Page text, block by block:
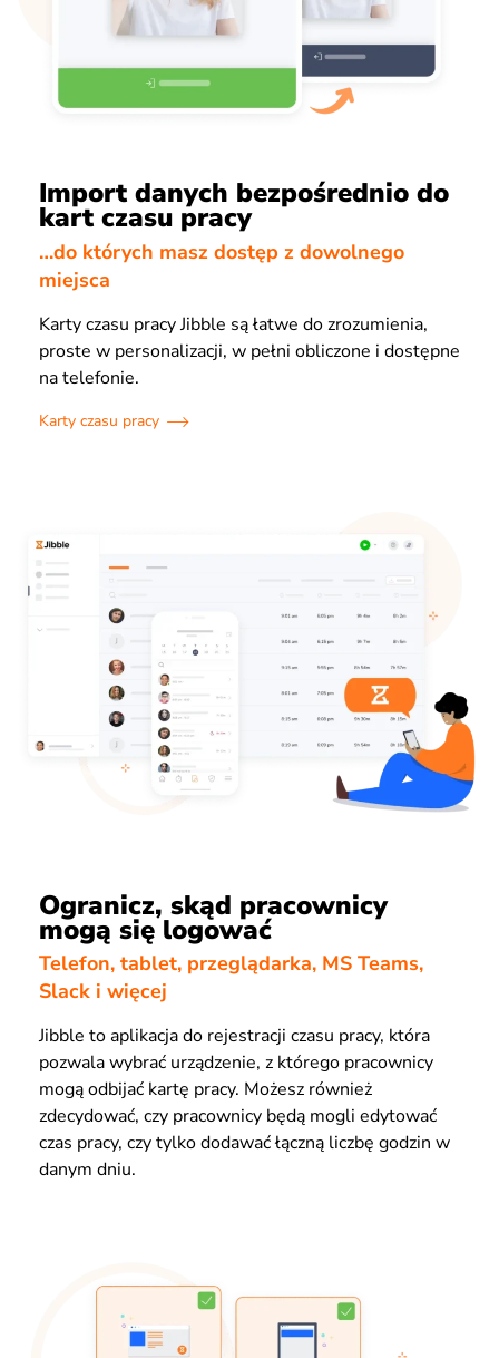
Import danych bezpośrednio do
kart czasu pracy
…do których masz dostęp z dowolnego
miejsca
Karty czasu pracy Jibble są łatwe do zrozumienia,
proste w personalizacji, w pełni obliczone i dostępne
na telefonie.
Karty czasu pracy
Ogranicz, skąd pracownicy
mogą się logować
Telefon, tablet, przeglądarka, MS Teams,
Slack i więcej
Jibble to aplikacja do rejestracji czasu pracy, która
pozwala wybrać urządzenie, z którego pracownicy
mogą odbijać kartę pracy. Możesz również
zdecydować, czy pracownicy będą mogli edytować
czas pracy, czy tylko dodawać łączną liczbę godzin w
danym dniu.